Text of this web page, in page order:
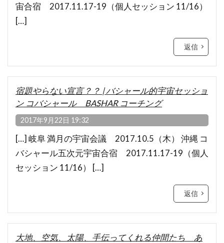
宙合宿 2017.11.17-19（個人セッション 11/16）
[…]
返信
宿題やらない宣言？？ | バシャール的宇宙セッショ
ン コバシャール BASHAR コーチング
2017年9月22日 19:32
[…] 岐阜 満月の宇宙会議 2017.10.5（木） 沖縄 コ
バシャール五次元宇宙合宿 2017.11.17-19（個人
セッション 11/16） […]
返信
大地、空気、太陽、手伝ってくれる仲間たち あ